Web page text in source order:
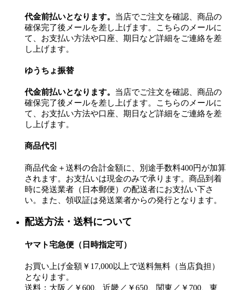
代金前払いとなります。 当店でご注文を確認、商品の
確保完了後メールを差し上げます。こちらのメールに
て、お支払い方法や口座、期日など詳細をご連絡を差
し上げます。
ゆうちょ振替
代金前払いとなります。 当店でご注文を確認、商品の
確保完了後メールを差し上げます。こちらのメールに
て、お支払い方法や口座、期日など詳細をご連絡を差
し上げます。
商品代引
商品代金＋送料の合計金額に、別途手数料400円が加算
されます。お支払いは現金のみで承ります。商品到着
時に発送業者（日本郵便）の配送者にお支払い下さ
い。また、領収証は発送業者からの発行となります。
配送方法・送料について
ヤマト宅急便（日時指定可）
お買い上げ金額￥17,000以上で送料無料（当店負担）
となります。
送料：大阪／￥600、近畿／￥650、関東／￥700、東